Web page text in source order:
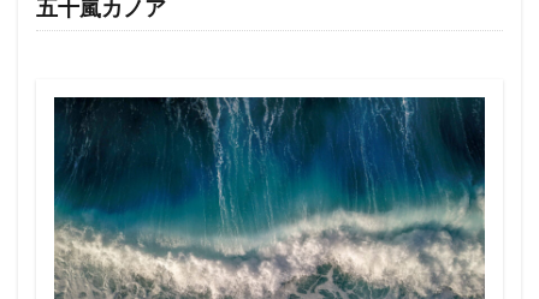
五十嵐カノア
Pearth Surfboards
SHIRVT SURFBOARDS
SURFING
SWELL
Taiwan Open
Tokoro
Tokoro Surfboards
Transistor Brand
Tyler Wallen
TYPHOON
US Open
VISSLA
Volcom
WARNER SURFBOARDS
WCL WCT
WLT